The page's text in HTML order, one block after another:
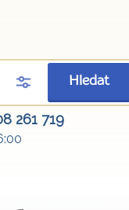
Hledat
261 719